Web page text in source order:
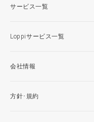
サービス一覧
Loppiサービス一覧
会社情報
方針･規約